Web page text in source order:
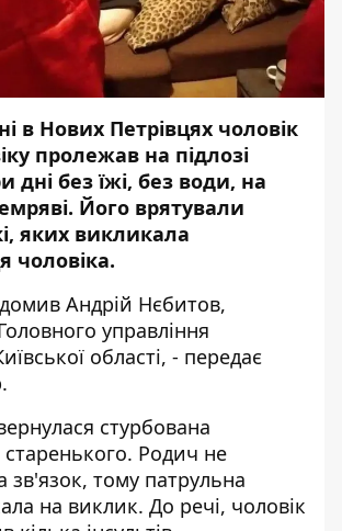
в Нових Петрівцях чоловік
пролежав на підлозі
дні без їжі, без води, на
Його врятували
яких викликала
чоловіка.
Андрій Нєбитов,
управління
області, - передає
.
стурбована
Родич не
зв'язок, тому патрульна
на виклик. До речі, чоловік